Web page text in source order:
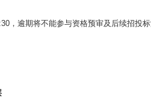
，逾期将不能参与资格预审及后续招投标